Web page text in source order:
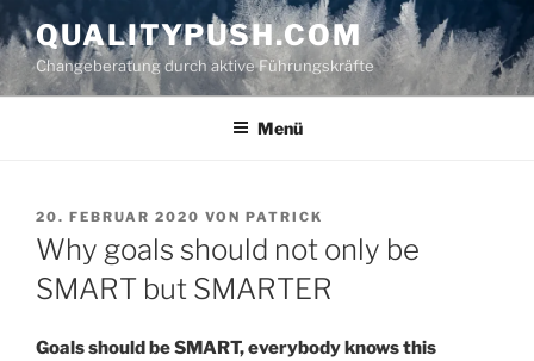
Zum
Inhalt
springen
QUALITYPUSH.COM
Changeberatung durch aktive Führungskräfte
Menü
VERÖFFENTLICHT
AM
20. FEBRUAR 2020 VON PATRICK
Why goals should not only be
SMART but SMARTER
Goals should be SMART, everybody knows this